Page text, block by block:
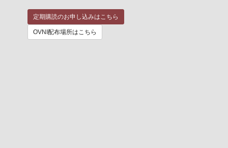
定期購読のお申し込みはこちら
OVNI配布場所はこちら